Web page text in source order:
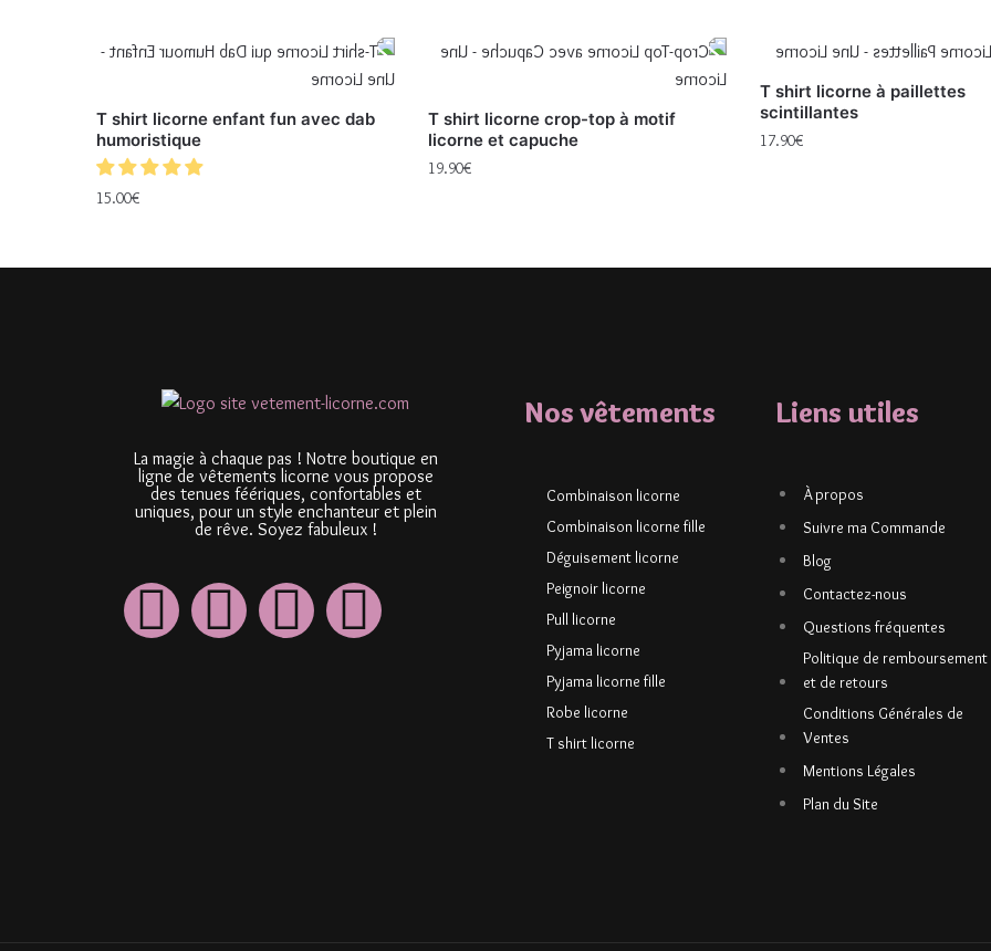
T shirt licorne enfant fun avec dab
humoristique
15.00€
T shirt licorne crop-top à motif
licorne et capuche
19.90€
T shirt licorne à paillettes
scintillantes
17.90€
La magie à chaque pas ! Notre boutique en
ligne de vêtements licorne vous propose
des tenues féériques, confortables et
uniques, pour un style enchanteur et plein
de rêve. Soyez fabuleux !
Nos vêtements
Combinaison licorne
Combinaison licorne fille
Déguisement licorne
Peignoir licorne
Pull licorne
Pyjama licorne
Pyjama licorne fille
Robe licorne
T shirt licorne
Liens utiles
À propos
Suivre ma Commande
Blog
Contactez-nous
Questions fréquentes
Politique de remboursement
et de retours
Conditions Générales de
Ventes
Mentions Légales
Plan du Site